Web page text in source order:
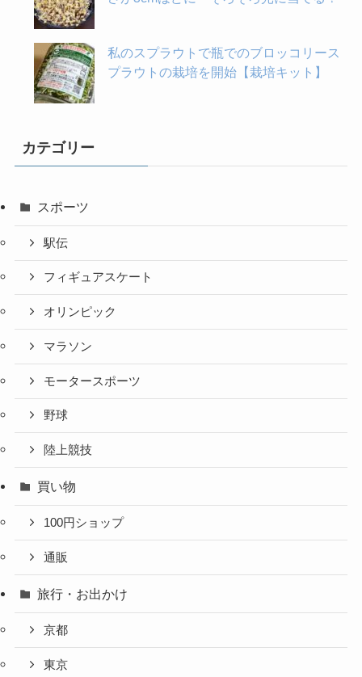
私のスプラウトで瓶でのブロッコリース
プラウトの栽培を開始【栽培キット】
カテゴリー
スポーツ
駅伝
フィギュアスケート
オリンピック
マラソン
モータースポーツ
野球
陸上競技
買い物
100円ショップ
通販
旅行・お出かけ
京都
東京